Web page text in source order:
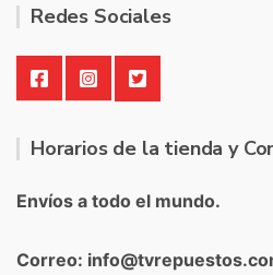
Redes Sociales
Horarios de la tienda y
Envíos a todo el mundo.
Correo: